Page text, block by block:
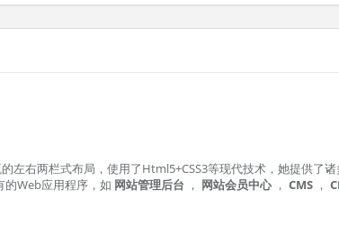
右两栏式布局，使用了Html5+CSS3等现代技术，她提供了
Web应用程序，如 网站管理后台 ， 网站会员中心， CMS ，